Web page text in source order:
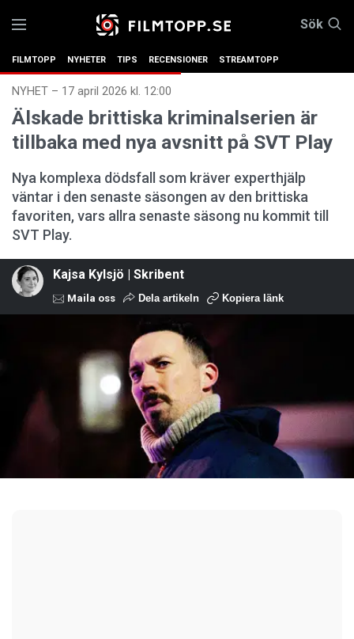
Sök
FILMTOPP NYHETER TIPS RECENSIONER STREAMTOPP
NYHET – 17 april 2026 kl. 12:00
Älskade brittiska kriminalserien är
tillbaka med nya avsnitt på SVT Play
Nya komplexa dödsfall som kräver experthjälp
väntar i den senaste säsongen av den brittiska
favoriten, vars allra senaste säsong nu kommit till
SVT Play.
Kajsa Kylsjö | Skribent
Maila oss Dela artikeln Kopiera länk